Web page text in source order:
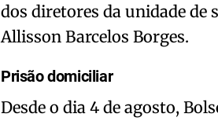
dos diretores da unidade de
Allisson Barcelos Borges.
Prisão domiciliar
Desde o dia 4 de agosto,